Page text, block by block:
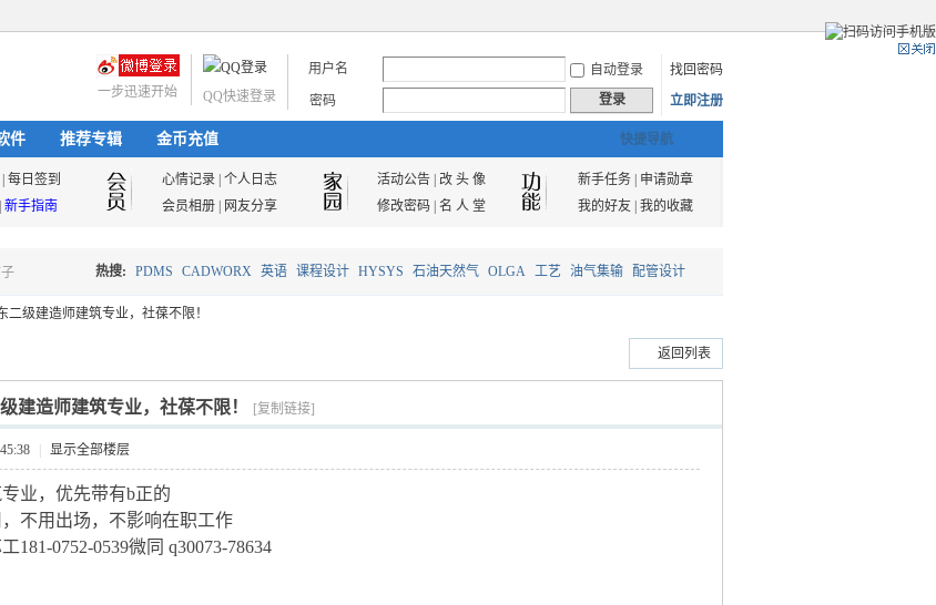
用户名 自动登录
找回密码
密码
登录 立即注册
QQ快速登录
一步迅速开始
快捷导航
件 推荐专辑 金币充值
每日签到 心情记录 个人日志 活动公告| 改 头 像 新手任务|
申请勋章
新手指南 会员相册 网友分享 修改密码| 名 人 堂 我的好友| 我的收藏
搜
索
热搜: PDMS CADWORX 英语 课程设计 HYSYS 石油天然气 OLGA 工艺 油气集输 配管设计
油气储运
二级建造师建筑专业，社葆不限！
返回列表
建造师建筑专业，社葆不限！ [复制链接]
显示全部楼层
专业，优先带有b正的
不用出场，不影响在职工作
181-0752-0539微同 q30073-78634